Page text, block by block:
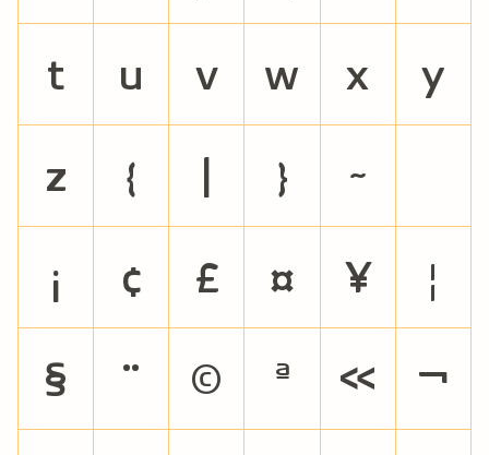
t
u v w x
y
z
{ | }
~
¡
¢ £ ¤ ¥
¦
§
¨ © ª «
¬